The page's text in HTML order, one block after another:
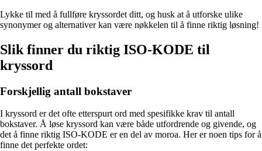
Lykke til med å fullføre kryssordet ditt, og husk at å utforske ulike
synonymer og alternativer kan være nøkkelen til å finne riktig løsning!
Slik finner du riktig ISO-KODE til
kryssord
Forskjellig antall bokstaver
I kryssord er det ofte etterspurt ord med spesifikke krav til antall
bokstaver. Å løse kryssord kan være både utfordrende og givende, og
det å finne riktig ISO-KODE er en del av moroa. Her er noen tips for å
finne det perfekte ordet: